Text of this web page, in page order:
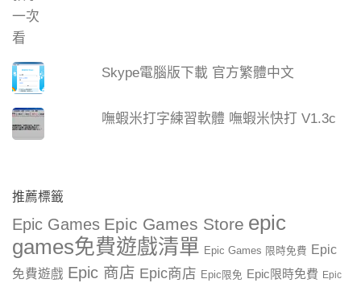
Skype電腦版下載 官方繁體中文
嘸蝦米打字練習軟體 嘸蝦米快打 V1.3c
推薦標籤
Epic Games Epic Games Store epic
games免費遊戲清單 Epic Games 限時免費 Epic
免費遊戲 Epic 商店 Epic商店 Epic限免 Epic限時免費 Epic